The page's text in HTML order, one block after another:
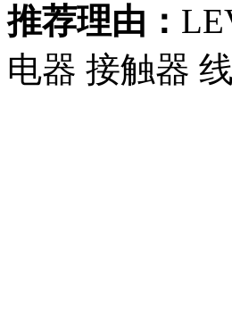
推荐理由：
电器 接触器